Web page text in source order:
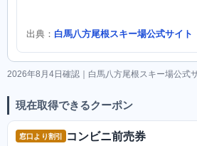
出典： 白馬八方尾根スキー場公式サイト
2026年8月4日確認｜白馬八方尾根スキー場公式
現在取得できるクーポン
窓口より割引
コンビニ前売券